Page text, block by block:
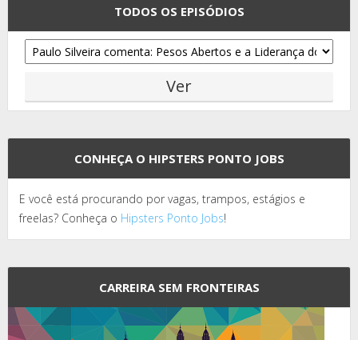
TODOS OS EPISÓDIOS
CONHEÇA O HIPSTERS PONTO JOBS
E você está procurando por vagas, trampos, estágios e
freelas? Conheça o Hipsters Ponto Jobs!
CARREIRA SEM FRONTEIRAS